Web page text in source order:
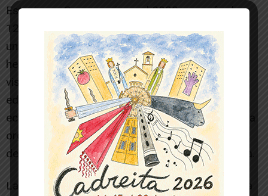
Estaciones Sonoras cierra el 2022 con más de
12.000 asistentes en una edición “que ha tenido
una de las mayores acogidas de todas cuantas
hemos celebrado con un mayor número de
visitantes y aforo, en la que sin duda ha sido la
edición más ambiciosa hasta el momento,
económicamente hablando. Pero sin duda, para la
organización, el mayor retorno son las muestras
de cariño recibidas por parte del público”, explica.
La organización ya está trabajando en la próxima